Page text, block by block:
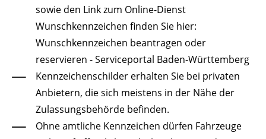
sowie den Link zum Online-Dienst
Wunschkennzeichen finden Sie hier:
Wunschkennzeichen beantragen oder
reservieren - Serviceportal Baden-Württemberg
Kennzeichenschilder erhalten Sie bei privaten
Anbietern, die sich meistens in der Nähe der
Zulassungsbehörde befinden.
Ohne amtliche Kennzeichen dürfen Fahrzeuge